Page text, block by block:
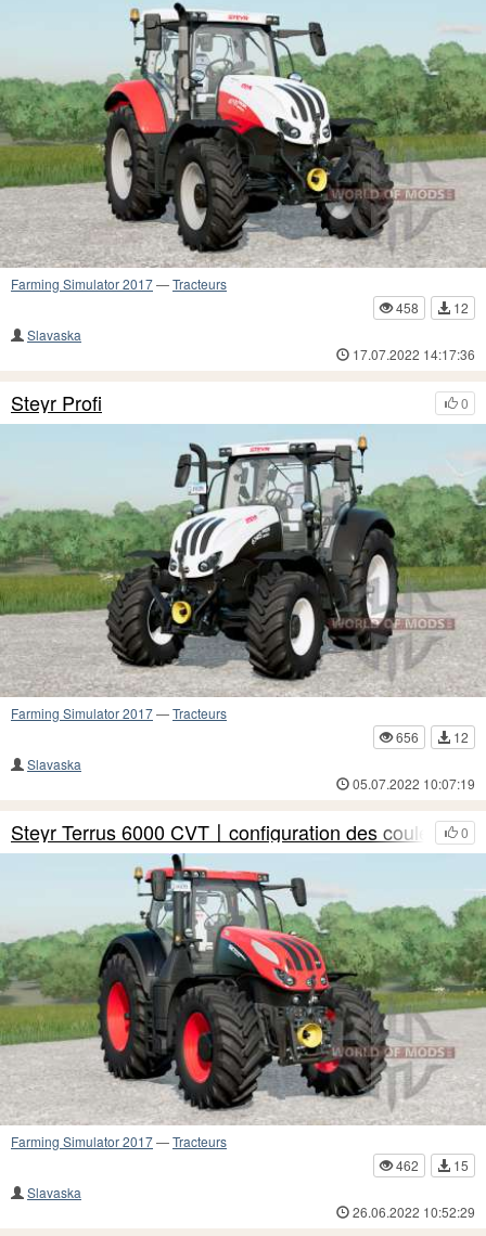
Farming Simulator 2017—Tracteurs
458
12
Slavaska
17.07.2022 14:17:36
0
Steyr Profi
Farming Simulator 2017—Tracteurs
656
12
Slavaska
05.07.2022 10:07:19
0
Steyr Terrus 6000 CVT〡configuration des couleurs
Farming Simulator 2017—Tracteurs
462
15
Slavaska
26.06.2022 10:52:29